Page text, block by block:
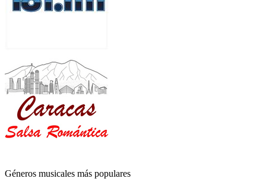
Géneros musicales más populares